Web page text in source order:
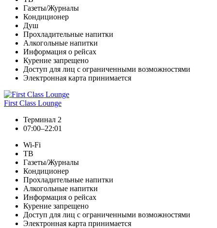
Газеты/Журналы
Кондиционер
Душ
Прохладительные напитки
Алкогольные напитки
Информация о рейсах
Курение запрещено
Доступ для лиц с ограниченными возможностями
Электронная карта принимается
First Class Lounge
Терминал 2
07:00–22:01
Wi-Fi
ТВ
Газеты/Журналы
Кондиционер
Прохладительные напитки
Алкогольные напитки
Информация о рейсах
Курение запрещено
Доступ для лиц с ограниченными возможностями
Электронная карта принимается